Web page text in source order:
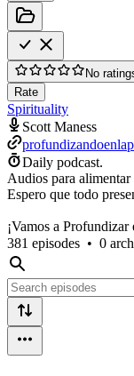
No
Rate
Spirituality
Scott Maness
Daily podcast.
Audios para
Espero que todo
¡Vamos a Profundizar
381 episodes • 0